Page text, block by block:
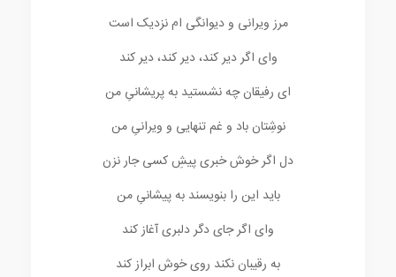
مرز ویرانی و دیوانگی ام نزدیک است
وای اگر دیر کند، دیر کند، دیر کند
ای رفیقان چه نشستید به پریشانیِ من
نوشِتان باد و غم تنهایی و ویرانیِ من
دل اگر خوش خبری پیشِ کسی جار نزن
باید این را بنویسند به پیشانیِ من
وای اگر جای دگر دلبری آغاز کند
به رقیبان نکند روی خوش ابراز کند